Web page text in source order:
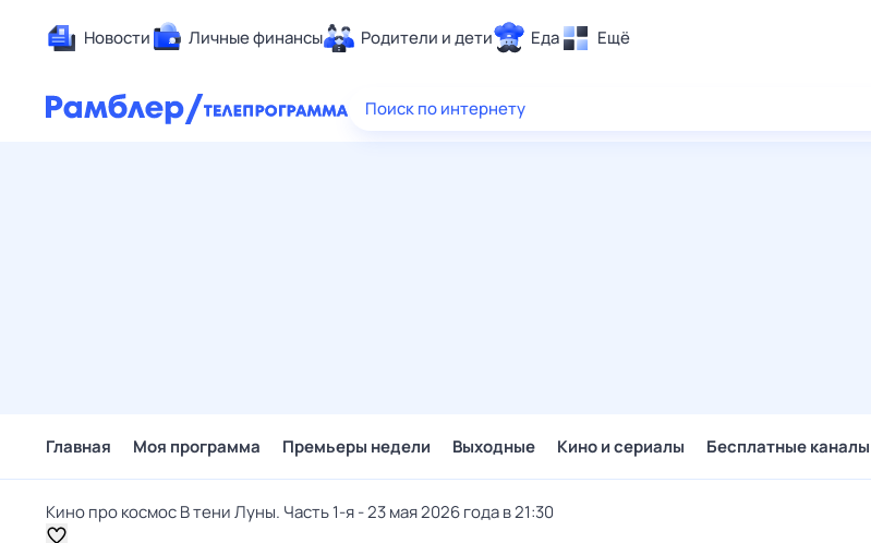
Новости Личные финансы Родители и дети Еда Ещё
Здоровье
Поиск по интернету
Главная Моя программа Премьеры недели Выходные Кино и сериалы Бесплатные каналы
Кино про космос В тени Луны. Часть 1-я - 23 мая 2026 года в 21:30